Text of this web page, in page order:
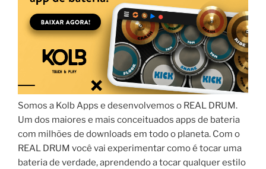
Somos a Kolb Apps e desenvolvemos o REAL DRUM.
Um dos maiores e mais conceituados apps de bateria
com milhões de downloads em todo o planeta. Com o
REAL DRUM você vai experimentar como é tocar uma
bateria de verdade, aprendendo a tocar qualquer estilo